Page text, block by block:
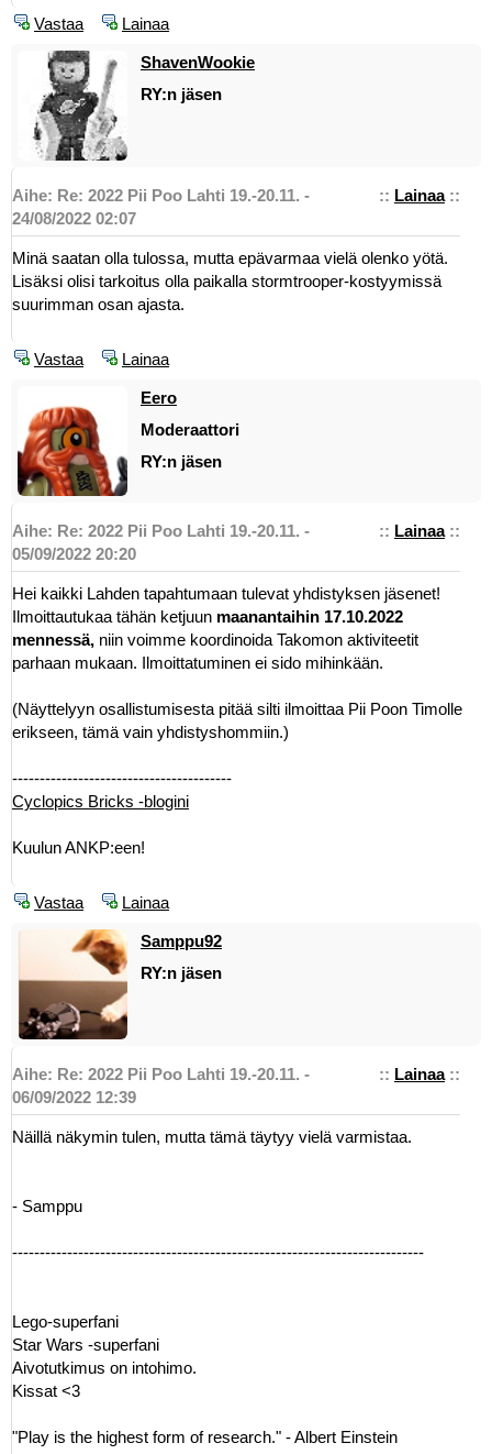
Vastaa Lainaa
ShavenWookie
RY:n jäsen
:: Lainaa::
Aihe: Re: 2022 Pii Poo Lahti 19.-20.11. -
24/08/2022 02:07
Minä saatan olla tulossa, mutta epävarmaa vielä olenko yötä.
Lisäksi olisi tarkoitus olla paikalla stormtrooper-kostyymissä
suurimman osan ajasta.
Vastaa Lainaa
Eero
Moderaattori
RY:n jäsen
:: Lainaa::
Aihe: Re: 2022 Pii Poo Lahti 19.-20.11. -
05/09/2022 20:20
Hei kaikki Lahden tapahtumaan tulevat yhdistyksen jäsenet!
Ilmoittautukaa tähän ketjuun maanantaihin 17.10.2022
mennessä, niin voimme koordinoida Takomon aktiviteetit
parhaan mukaan. Ilmoittatuminen ei sido mihinkään.
(Näyttelyyn osallistumisesta pitää silti ilmoittaa Pii Poon Timolle
erikseen, tämä vain yhdistyshommiin.)
----------------------------------------
Cyclopics Bricks -blogini
Kuulun ANKP:een!
Vastaa Lainaa
Samppu92
RY:n jäsen
:: Lainaa::
Aihe: Re: 2022 Pii Poo Lahti 19.-20.11. -
06/09/2022 12:39
Näillä näkymin tulen, mutta tämä täytyy vielä varmistaa.
- Samppu
---------------------------------------------------------------------------
Lego-superfani
Star Wars -superfani
Aivotutkimus on intohimo.
Kissat <3
"Play is the highest form of research." - Albert Einstein